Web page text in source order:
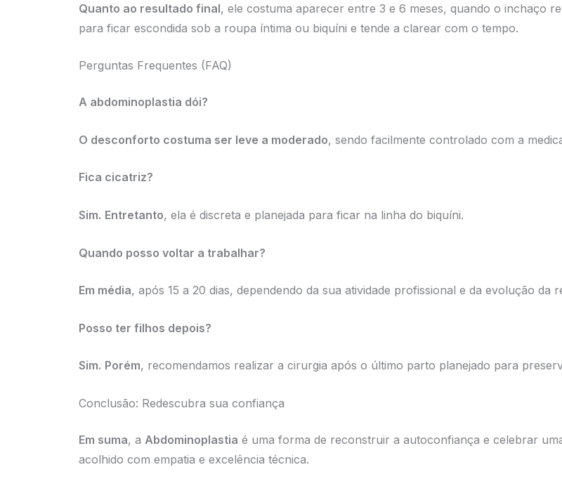
Quanto ao resultado final, ele costuma aparecer entre 3 e 6 meses, quando o inchaço
para ficar escondida sob a roupa íntima ou biquíni e tende a clarear com o tempo.
Perguntas Frequentes (FAQ)
A abdominoplastia dói?
O desconforto costuma ser leve a moderado, sendo facilmente controlado com a
Fica cicatriz?
Sim. Entretanto, ela é discreta e planejada para ficar na linha do biquíni.
Quando posso voltar a trabalhar?
Em média, após 15 a 20 dias, dependendo da sua atividade profissional e da evolução da
Posso ter filhos depois?
Sim. Porém, recomendamos realizar a cirurgia após o último parto planejado para
Conclusão: Redescubra sua confiança
Em suma, a Abdominoplastia é uma forma de reconstruir a autoconfiança e celebrar
acolhido com empatia e excelência técnica.